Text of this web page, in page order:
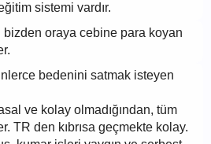
sistemi vardır.
oraya cebine para koyan
bedenini satmak isteyen
ve kolay olmadığından, tüm
TR den kıbrısa geçmekte kolay.